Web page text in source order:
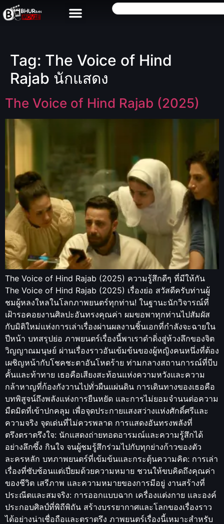
Tag: The Voice of Hind
Rajab นักแสดง
The Voice of Hind Rajab (2025)
The Voice of Hind Rajab (2025) ความรู้สึกดีๆ ที่มีให้กัน
The Voice of Hind Rajab (2025) เรื่องย่อ สวัสดีครับท่านผู้
ชมผู้หลงใหลในโลกภาพยนตร์ทุกท่าน! ในฐานะนักวิจารณ์ที่
เฝ้ารอคอยงานศิลปะอันทรงคุณค่า ผมขอพาทุกท่านไปสัมผัส
กับมิติใหม่แห่งการเล่าเรื่องผ่านผลงานชิ้นเอกที่กำลังจะฉายใน
ปีหน้า บทสรุปย่อ ภาพยนตร์เรื่องนี้พาเราดำดิ่งสู่ห้วงลึกของจิต
วิญญาณมนุษย์ ผ่านเรื่องราวอันเข้มข้นของผู้หญิงคนหนึ่งที่ต้อง
เผชิญหน้ากับโชคชะตาอันโหดร้าย ท่ามกลางสถานการณ์ที่บีบ
คั้นและท้าทาย เธอคือเสียงสะท้อนแห่งความหวังและความ
กล้าหาญที่ก้องกังวานไปทั่วผืนแผ่นดิน การเดินทางของเธอคือ
บทพิสูจน์ถึงพลังแห่งการยืนหยัด และการไม่ยอมจำนนต่อความ
มืดมิดที่เข้าปกคลุม เพื่อจุดประกายแสงสว่างแห่งศักดิ์ศรีและ
ความจริง จุดเด่นที่ไม่ควรพลาด การแสดงอันทรงพลังที่
ตรึงตราตรึงใจ: นักแสดงถ่ายทอดอารมณ์และความรู้สึกได้
อย่างลึกซึ้ง กินใจ จนผู้ชมรู้สึกร่วมไปกับทุกย่างก้าวของตัว
ละครหลัก บทภาพยนตร์ที่เข้มข้นและกระตุ้นความคิด: การเล่า
เรื่องที่ซับซ้อนแต่เปี่ยมด้วยความหมาย ชวนให้ขบคิดถึงคุณค่า
ของชีวิต เสรีภาพ และความหมายของการมีอยู่ งานสร้างที่
ประณีตและสมจริง: การออกแบบฉาก เครื่องแต่งกาย และองค์
ประกอบศิลป์ที่พิถีพิถัน สร้างบรรยากาศและโลกของเรื่องราว
ได้อย่างน่าเชื่อถือและตราตรึง ภาพยนตร์เรื่องนี้เหมาะสำหรับ